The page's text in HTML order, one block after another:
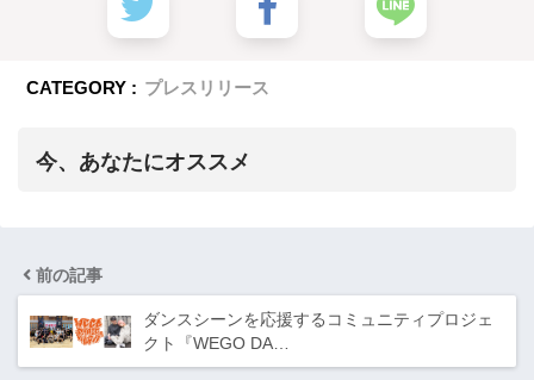
CATEGORY : プレスリリース
今、あなたにオススメ
前の記事
ダンスシーンを応援するコミュニティプロジェ
クト『WEGO DA…